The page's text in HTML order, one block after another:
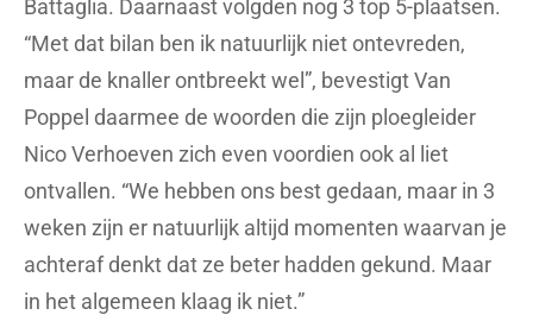
Battaglia. Daarnaast volgden nog 3 top 5-plaatsen.
“Met dat bilan ben ik natuurlijk niet ontevreden,
maar de knaller ontbreekt wel”, bevestigt Van
Poppel daarmee de woorden die zijn ploegleider
Nico Verhoeven zich even voordien ook al liet
ontvallen. “We hebben ons best gedaan, maar in 3
weken zijn er natuurlijk altijd momenten waarvan je
achteraf denkt dat ze beter hadden gekund. Maar
in het algemeen klaag ik niet.”